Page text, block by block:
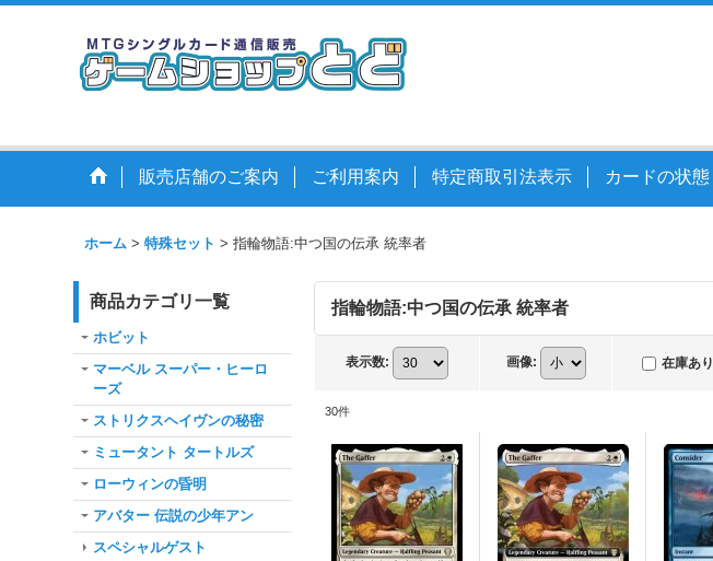
販売店舗のご案内 ご利用案内 特定商取引法表示 カードの状態
ホーム > 特殊セット > 指輪物語:中つ国の伝承 統率者
商品カテゴリ一覧
ホビット
マーベル スーパー・ヒーロ
ーズ
ストリクスヘイヴンの秘密
ミュータント タートルズ
ローウィンの昏明
アバター 伝説の少年アン
スペシャルゲスト
指輪物語:中つ国の伝承 統率者
表示数: 画像: 在庫あり
30件